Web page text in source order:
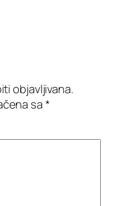
objavljivana.
sa*